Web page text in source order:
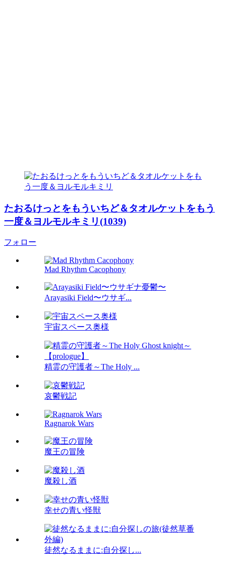
たおるけっとをもういちど＆タオルケットをもう
一度＆ヨルモルキミリ(1039)
フォロー
Mad Rhythm Cacophony
Arayasiki Field〜ウサギ...
宇宙スペース奥様
精霊の守護者～The Holy ...
哀鬱戦記
Ragnarok Wars
魔王の冒険
魔殺し酒
幸せの青い怪獣
徒然なるままに:自分探し...